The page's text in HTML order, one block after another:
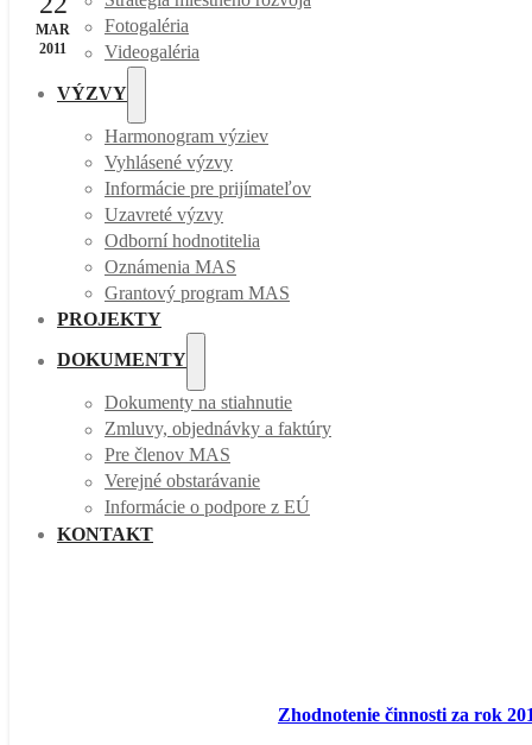
Fotogaléria
Videogaléria
VÝZVY
Harmonogram výziev
Vyhlásené výzvy
Informácie pre prijímateľov
Uzavreté výzvy
Odborní hodnotitelia
Oznámenia MAS
Grantový program MAS
PROJEKTY
DOKUMENTY
Dokumenty na stiahnutie
Zmluvy, objednávky a faktúry
Pre členov MAS
Verejné obstarávanie
Informácie o podpore z EÚ
KONTAKT
MAR
2011
Zhodnotenie činnosti za rok